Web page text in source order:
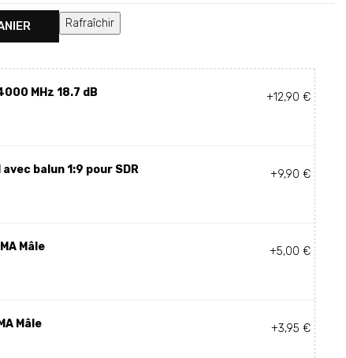
MHz 18.7 dB +12,90 €
balun 1:9 pour SDR +9,90 €
Mâle +5,00 €
Mâle +3,95 €